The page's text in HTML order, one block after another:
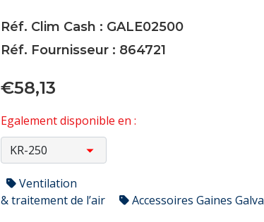
Réf. Clim Cash : GALE02500
Réf. Fournisseur : 864721
€58,13
Egalement disponible en :
Ventilation
& traitement de l’air
Accessoires Gaines Galva